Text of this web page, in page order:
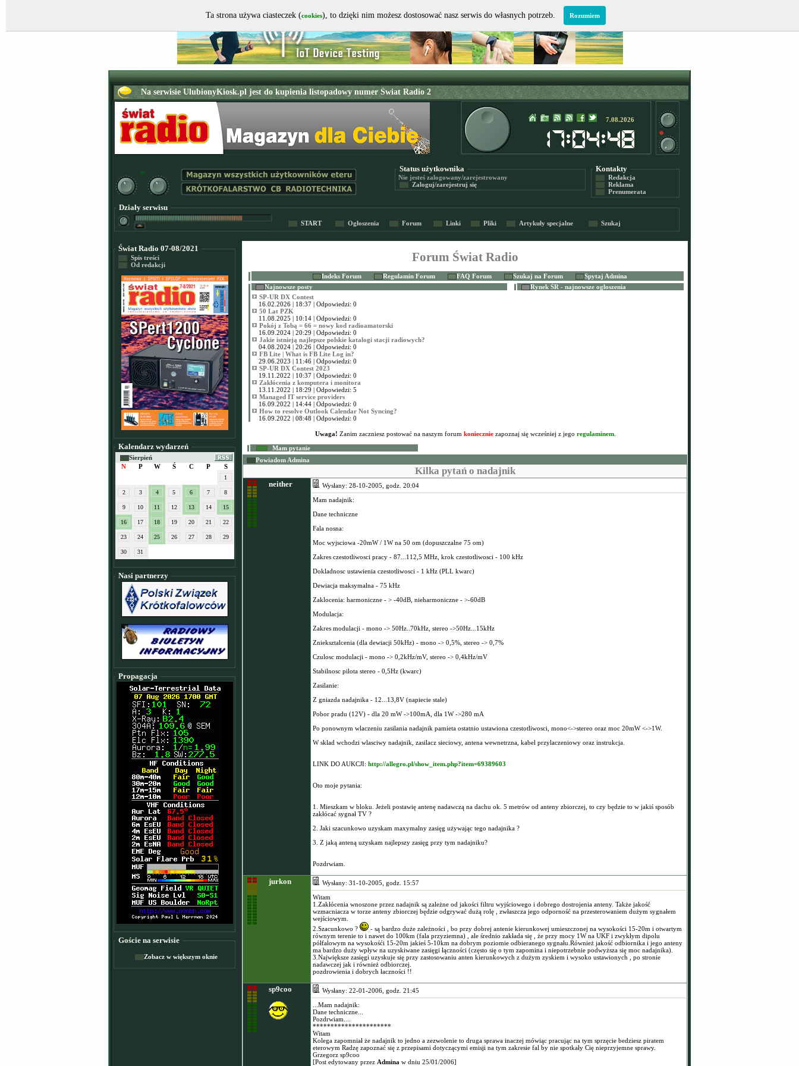
7.08.2026
Status użytkownika
Nie jesteś zalogowany/zarejestrowany
Zaloguj/zarejestruj się
Kontakty
Redakcja
Reklama
Prenumerata
Działy serwisu
START Ogłoszenia Forum Linki Pliki Artykuły specjalne Szukaj
Świat Radio 07-08/2021
Spis treści
Od redakcji
Kalendarz wydarzeń
Sierpień
N
P W Ś C P S
1
2 3 4 5 6 7 8
9 10 11 12 13 14 15
16 17 18 19 20 21 22
23 24 25 26 27 28 29
30 31
Nasi partnerzy
Propagacja
Goście na serwisie
Zobacz w większym oknie
Forum Świat Radio
Indeks Forum Regulamin Forum FAQ Forum Szukaj na Forum
Spytaj Admina
Najnowsze posty
SP-UR DX Contest
16.02.2026 | 18:37 | Odpowiedzi: 0
50 Lat PZK
11.08.2025 | 10:14 | Odpowiedzi: 0
Pokój z Tobą = 66 = nowy kod radioamatorski
16.09.2024 | 20:29 | Odpowiedzi: 0
Jakie istnieją najlepsze polskie katalogi stacji radiowych?
04.08.2024 | 20:26 | Odpowiedzi: 0
FB Lite | What is FB Lite Log in?
29.06.2023 | 11:46 | Odpowiedzi: 0
SP-UR DX Contest 2023
19.11.2022 | 10:37 | Odpowiedzi: 0
Zakłócenia z komputera i monitora
13.11.2022 | 18:29 | Odpowiedzi: 5
Managed IT service providers
16.09.2022 | 14:44 | Odpowiedzi: 0
How to resolve Outlook Calendar Not Syncing?
16.09.2022 | 08:48 | Odpowiedzi: 0
Rynek ŚR - najnowsze ogłoszenia
Uwaga! Zanim zaczniesz postować na naszym forum koniecznie zapoznaj się wcześniej z jego regulaminem
Mam pytanie
Powiadom Admina
Kilka pytań o nadajnik
neither
Wysłany: 28-10-2005, godz. 20:04
Mam nadajnik:
Dane techniczne
Fala nosna:
Moc wyjsciowa -20mW / 1W na 50 om (dopuszczalne 75 om)
Zakres czestotliwosci pracy - 87...112,5 MHz, krok czestotliwosci - 100 kHz
Dokladnosc ustawienia czestotliwosci - 1 kHz (PLL kwarc)
Dewiacja maksymalna - 75 kHz
Zaklocenia: harmoniczne - > -40dB, nieharmoniczne - >-60dB
Modulacja:
Zakres modulacji - mono -> 50Hz..70kHz, stereo ->50Hz...15kHz
Znieksztalcenia (dla dewiacji 50kHz) - mono -> 0,5%, stereo -> 0,7%
Czulosc modulacji - mono -> 0,2kHz/mV, stereo -> 0,4kHz/mV
Stabilnosc pilota stereo - 0,5Hz (kwarc)
Zasilanie:
Z gniazda nadajnika - 12...13,8V (napiecie stale)
Pobor pradu (12V) - dla 20 mW ->100mA, dla 1W ->280 mA
Po ponownym wlaczeniu zasilania nadajnik pamieta ostatnio ustawiona czestotliwosci, mono<->stereo oraz moc 20mW <->1W.
W sklad wchodzi wlasciwy nadajnik, zasilacz sieciowy, antena wewnetrzna, kabel przylaczeniowy oraz instrukcja.
LINK DO AUKCJI: http://allegro.pl/show_item.php?item=69389603
Oto moje pytania:
1. Mieszkam w bloku. Jeżeli postawię antenę nadawczą na dachu ok. 5 metrów od anteny zbiorczej, to czy będzie to w jakiś sposób
zakłócać sygnał TV ?
2. Jaki szacunkowo uzyskam maxymalny zasięg używając tego nadajnika ?
3. Z jaką anteną uzyskam najlepszy zasięg przy tym nadajniku?
Pozdrwiam.
jurkon
Wysłany: 31-10-2005, godz. 15:57
Witam
1.Zakłócenia wnoszone przez nadajnik są zależne od jakości filtru wyjściowego i dobrego dostrojenia anteny. Także jakość
wzmacniacza w torze anteny zbiorczej będzie odgrywać dużą rolę , zwłaszcza jego odporność na przesterowaniem dużym sygnałem
wejściowym.
2.Szacunkowo ?
- są bardzo duże zależności , bo przy dobrej antenie kierunkowej umieszczonej na wysokości 15-20m i otwartym
równym terenie to i nawet do 100km (fala przyziemna) , ale średnio zakłada się , że przy mocy 1W na UKF i zwykłym dipolu
półfalowym na wysokośći 15-20m jakieś 5-10km na dobrym poziomie odbieranego sygnału.Również jakość odbiornika i jego anteny
ma bardzo duży wpływ na uzyskiwane zasięgi łączności (często się o tym zapomina i niepotrzebnie podwyższa się moc nadajnika).
3.Największe zasięgi uzyskuje się przy zastosowaniu anten kierunkowych z dużym zyskiem i wysoko ustawionych , po stronie
nadawczej jak i również odbiorczej.
pozdrowienia i dobrych łaczności !!
sp9coo
Wysłany: 22-01-2006, godz. 21:45
...Mam nadajnik:
Dane techniczne...
Pozdrwiam....
**********************
Witam
Kolega zapomniał że nadajnik to jedno a zezwolenie to druga sprawa inaczej mówiąc pracując na tym sprzęcie bedziesz piratem
eterowym Radzę zapoznać się z przepisami dotyczącymi emisji na tym zakresie fal by nie spotkały Cię nieprzyjemne sprawy.
Grzegorz sp9coo
[Post edytowany przez Admina w dniu 25/01/2006]
Ta strona używa ciasteczek (cookies), to dzięki nim możesz dostosować nasz serwis do własnych potrzeb. Rozumiem